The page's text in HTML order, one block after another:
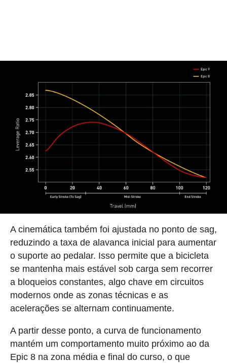
A cinemática também foi ajustada no ponto de sag,
reduzindo a taxa de alavanca inicial para aumentar
o suporte ao pedalar. Isso permite que a bicicleta
se mantenha mais estável sob carga sem recorrer
a bloqueios constantes, algo chave em circuitos
modernos onde as zonas técnicas e as
acelerações se alternam continuamente.
A partir desse ponto, a curva de funcionamento
mantém um comportamento muito próximo ao da
Epic 8 na zona média e final do curso, o que